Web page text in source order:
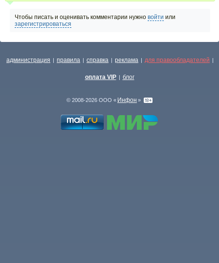
Чтобы писать и оценивать комментарии нужно войти или
зарегистрироваться
администрация | правила | справка | реклама | для правообладателей |
оплата VIP | блог
© 2008-2026 ООО « Инфон »